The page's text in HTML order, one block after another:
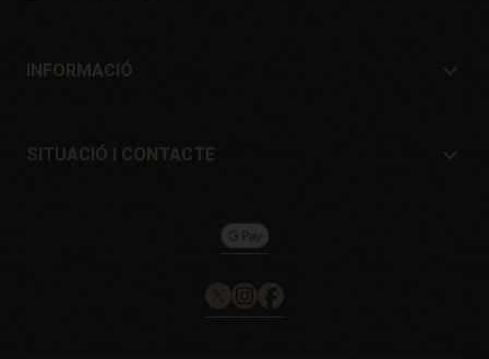
Ofertes
INFORMACIÓ
Garanties i devolucions
SITUACIÓ I CONTACTE
Pol. Industrial Pont del Príncep
Email: info@philosopherseeds.com